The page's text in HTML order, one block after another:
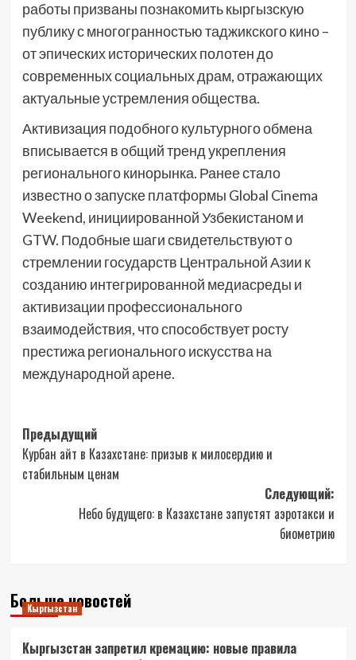
работы призваны познакомить кыргызскую
публику с многогранностью таджикского кино –
от эпических исторических полотен до
современных социальных драм, отражающих
актуальные устремления общества.
Активизация подобного культурного обмена
вписывается в общий тренд укрепления
регионального кинорынка. Ранее стало
известно о запуске платформы Global Cinema
Weekend, инициированной Узбекистаном и
GTW. Подобные шаги свидетельствуют о
стремлении государств Центральной Азии к
созданию интегрированной медиасреды и
активизации профессионального
взаимодействия, что способствует росту
престижа регионального искусства на
международной арене.
Навигация
записи
Предыдущий
Курбан айт в Казахстане: призыв к милосердию и
стабильным ценам
Следующий:
Небо будущего: в Казахстане запустят аэротакси и
биометрию
Больше новостей
Кыргызстан
Кыргызстан запретил кремацию: новые правила